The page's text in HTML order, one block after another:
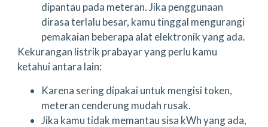
dipantau pada meteran. Jika penggunaan
dirasa terlalu besar, kamu tinggal mengurangi
pemakaian beberapa alat elektronik yang ada.
Kekurangan listrik prabayar yang perlu kamu
ketahui antara lain:
Karena sering dipakai untuk mengisi token,
meteran cenderung mudah rusak.
Jika kamu tidak memantau sisa kWh yang ada,